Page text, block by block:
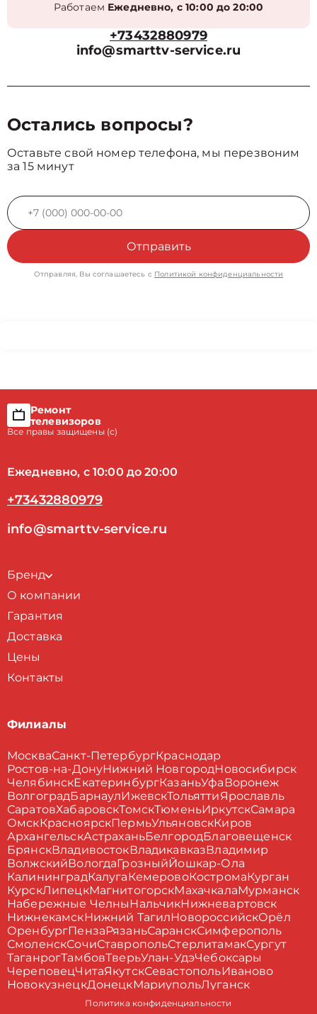
Работаем Ежедневно, с 10:00 до 20:00
+73432880979
info@smarttv-service.ru
Остались вопросы?
Оставьте свой номер телефона, мы перезвоним
за 15 минут
Отправить
Отправляя, Вы соглашаетесь с Политикой конфиденциальности
Ремонт
телевизоров
Все правы защищены (с)
Ежедневно, с 10:00 до 20:00
+73432880979
info@smarttv-service.ru
Бренд
О компании
Гарантия
Доставка
Цены
Контакты
Филиалы
МоскваСанкт-ПетербургКраснодар
Ростов-на-ДонуНижний НовгородНовосибирск
ЧелябинскЕкатеринбургКазаньУфа Воронеж
ВолгоградБарнаулИжевскТольяттиЯрославль
СаратовХабаровскТомскТюменьИркутскСамара
ОмскКрасноярскПермьУльяновскКиров
АрхангельскАстраханьБелгородБлаговещенск
БрянскВладивостокВладикавказВладимир
ВолжскийВологдаГрозныйЙошкар-Ола
КалининградКалуга КемеровоКостромаКурган
КурскЛипецкМагнитогорскМахачкалаМурманск
Набережные Челны НальчикНижневартовск
НижнекамскНижний ТагилНовороссийскОрёл
ОренбургПензаРязаньСаранскСимферополь
СмоленскСочиСтавропольСтерлитамакСургут
ТаганрогТамбовТверьУлан-УдэЧебоксары
ЧереповецЧитаЯкутскСевастопольИваново
НовокузнецкДонецкМариупольЛуганск
Политика конфиденциальности